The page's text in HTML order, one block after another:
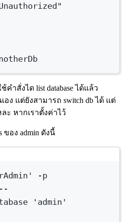
ำสั่งได list database ได้แล้ว
อง แต่ยังสามารถ switch db ได้ แต่
หากเราตั้งค่าไว้
ของ admin ดังนี้
-p
--
'admin'